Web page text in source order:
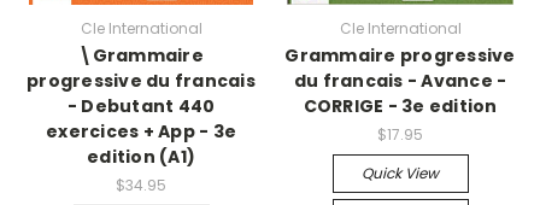
Cle International
\Grammaire
progressive du francais
- Debutant 440
exercices + App - 3e
edition (A1)
$34.95
Cle International
Grammaire progressive
du francais - Avance -
CORRIGE - 3e edition
$17.95
Quick View